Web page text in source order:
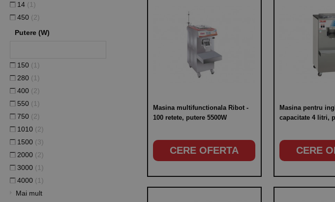
Masina multifunctionala Ribot -
100 retete, putere 5500W
CERE OFERTA
Masina pentru
capacitate 4 litri,
CERE
14 (1)
450 (2)
Putere (W)
150 (1)
280 (1)
400 (2)
550 (1)
750 (2)
1010 (2)
1500 (3)
2000 (2)
3000 (1)
4000 (1)
Mai mult